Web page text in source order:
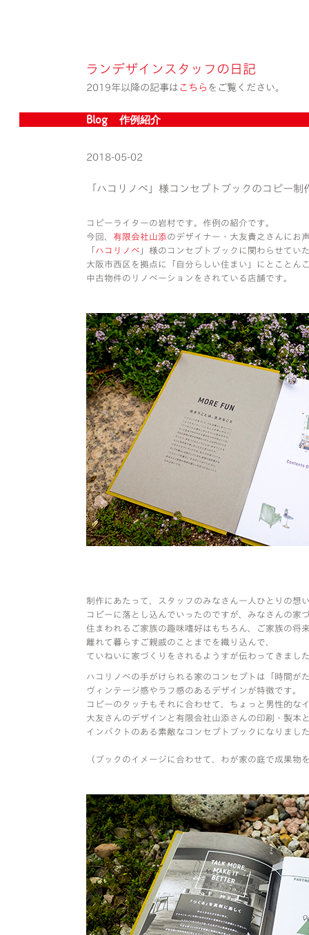
ランデザインスタッフの日記
2019年以降の記事は こちら をご覧ください。
Blog » 作例紹介
2018-05-02
「ハコリノベ」様コンセプトブックのコピー制
コピーライターの岩村です。作例の紹介です。
今回、 有限会社山添のデザイナー・大友貴之さんにお
「 ハコリノベ 」様のコンセプトブックに関わらせてい
大阪市西区を拠点に「自分らしい住まい」にとことん
中古物件のリノベーションをされている店舗です。
制作にあたって、スタッフのみなさん一人ひとりの想
コピーに落とし込んでいったのですが、みなさんの家
住まわれるご家族の趣味嗜好はもちろん、ご家族の将
離れて暮らすご親戚のことまでを織り込んで、
ていねいに家づくりをされるようすが伝わってきまし
ハコリノベの手がけられる家のコンセプトは「時間が
ヴィンテージ感やラフ感のあるデザインが特徴です。
コピーのタッチもそれに合わせて、ちょっと男性的な
大友さんのデザインと有限会社山添さんの印刷・製本
インパクトのある素敵なコンセプトブックになりまし
（ブックのイメージに合わせて、わが家の庭で成果物